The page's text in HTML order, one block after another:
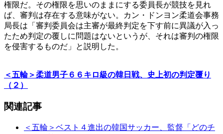
権限だ。その権限を思いのままにする委員長が競技を見れ
ば、審判は存在する意味がない。カン・ドンヨン柔道会事務
局長は「審判委員会は主審が最終判定を下す前に異議が入っ
たため判定の覆しに問題はないというが、それは審判の権限
を侵害するものだ」と説明した。
＜五輪＞柔道男子６６キロ級の韓日戦、史上初の判定覆り
（２）
関連記事
＜五輪＞ベスト４進出の韓国サッカー、監督「どのチ